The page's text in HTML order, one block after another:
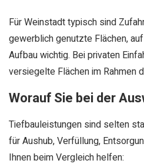
Für Weinstadt typisch sind
gewerblich genutzte Flächen,
Aufbau wichtig. Bei privaten
versiegelte Flächen im Rahmen
Worauf Sie bei der
Tiefbauleistungen sind selten
für Aushub, Verfüllung,
Ihnen beim Vergleich helfen: